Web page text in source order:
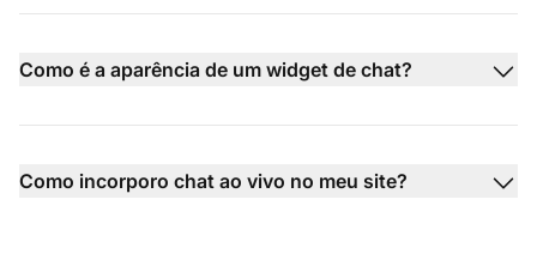
Como é a aparência de um widget de chat?
Como incorporo chat ao vivo no meu site?